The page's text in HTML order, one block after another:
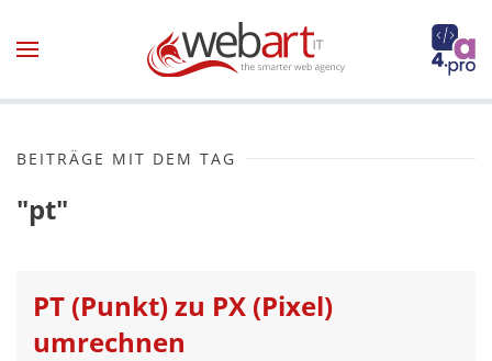
Zum Hauptinhalt springen
BEITRÄGE MIT DEM TAG
"pt"
PT (Punkt) zu PX (Pixel)
umrechnen